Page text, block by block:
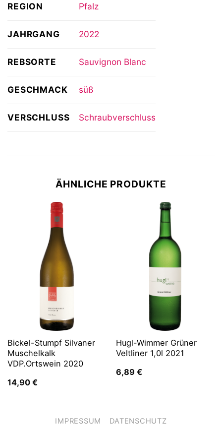
REGION Pfalz
JAHRGANG 2022
REBSORTE Sauvignon Blanc
GESCHMACK süß
VERSCHLUSS Schraubverschluss
ÄHNLICHE PRODUKTE
Bickel-Stumpf Silvaner
Muschelkalk
VDP.Ortswein 2020
14,90 €
Hugl-Wimmer Grüner
Veltliner 1,0l 2021
6,89 €
IMPRESSUM DATENSCHUTZ